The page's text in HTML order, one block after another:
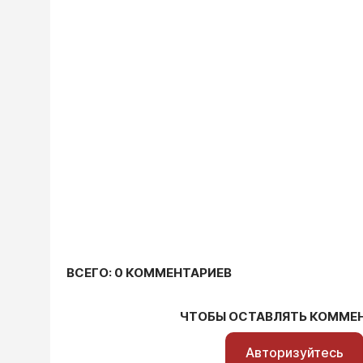
ВСЕГО: 0 КОММЕНТАРИЕВ
ЧТОБЫ ОСТАВЛЯТЬ
Авторизуйтесь